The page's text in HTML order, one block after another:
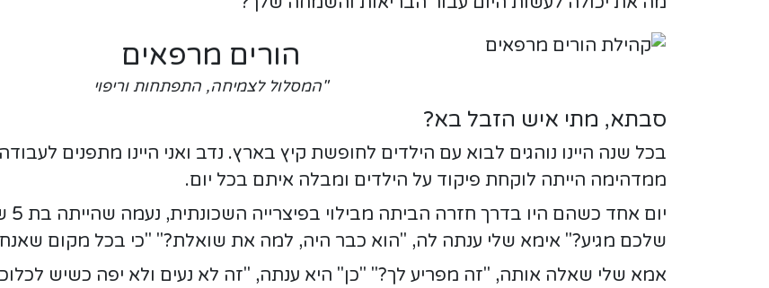
הורים מרפאים
"המסלול לצמיחה, התפתחות וריפוי
סבתא, מתי איש הזבל בא?
בכל שנה היינו נוהגים לבוא עם הילדים לחופשת קיץ בארץ. נדב ואני היינו מתפנים
ממדהימה הייתה לוקחת פיקוד על הילדים ומבלה איתם בכל יום.
שלכם מגיע?" אימא שלי ענתה לה, "הוא כבר היה, למה את שואלת?" "כי בכל מקום
אמא שלי שאלה אותה, "זה מפריע לך?" "כן" היא ענתה, "זה לא נעים ולא יפה כשיש